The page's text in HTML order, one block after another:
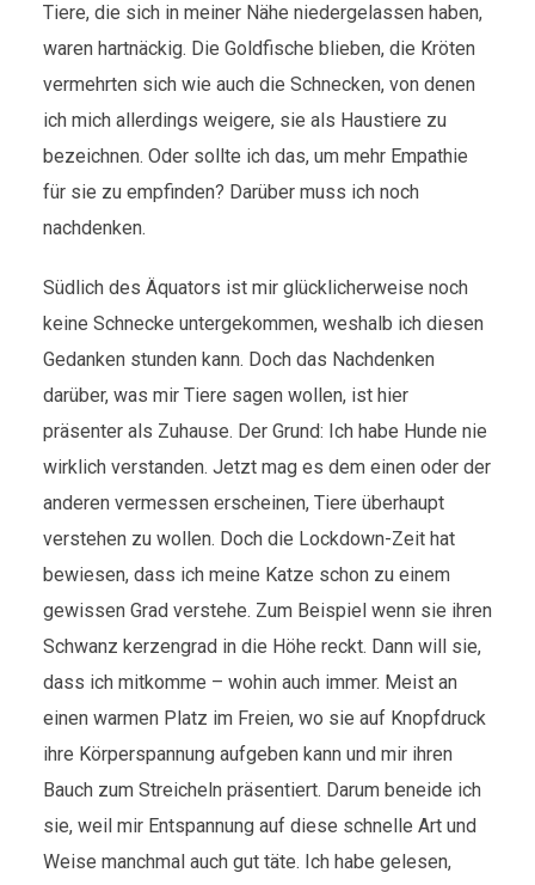
Tiere, die sich in meiner Nähe niedergelassen haben,
waren hartnäckig. Die Goldfische blieben, die Kröten
vermehrten sich wie auch die Schnecken, von denen
ich mich allerdings weigere, sie als Haustiere zu
bezeichnen. Oder sollte ich das, um mehr Empathie
für sie zu empfinden? Darüber muss ich noch
nachdenken.
Südlich des Äquators ist mir glücklicherweise noch
keine Schnecke untergekommen, weshalb ich diesen
Gedanken stunden kann. Doch das Nachdenken
darüber, was mir Tiere sagen wollen, ist hier
präsenter als Zuhause. Der Grund: Ich habe Hunde nie
wirklich verstanden. Jetzt mag es dem einen oder der
anderen vermessen erscheinen, Tiere überhaupt
verstehen zu wollen. Doch die Lockdown-Zeit hat
bewiesen, dass ich meine Katze schon zu einem
gewissen Grad verstehe. Zum Beispiel wenn sie ihren
Schwanz kerzengrad in die Höhe reckt. Dann will sie,
dass ich mitkomme – wohin auch immer. Meist an
einen warmen Platz im Freien, wo sie auf Knopfdruck
ihre Körperspannung aufgeben kann und mir ihren
Bauch zum Streicheln präsentiert. Darum beneide ich
sie, weil mir Entspannung auf diese schnelle Art und
Weise manchmal auch gut täte. Ich habe gelesen,